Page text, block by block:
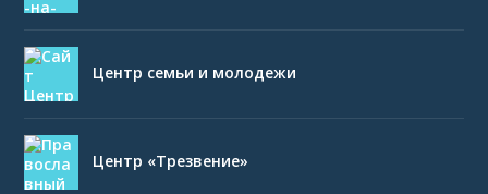
Центр семьи и молодежи
Центр «Трезвение»